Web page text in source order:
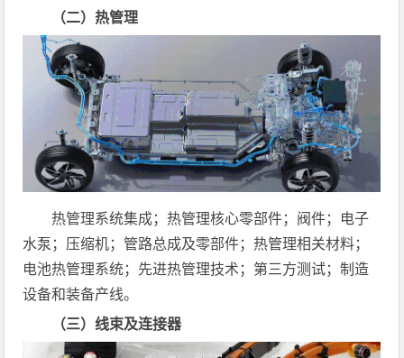
（二）热管理
热管理系统集成；热管理核心零部件；阀件；电子
水泵；压缩机；管路总成及零部件；热管理相关材料；
电池热管理系统；先进热管理技术；第三方测试；制造
设备和装备产线。
（三）线束及连接器